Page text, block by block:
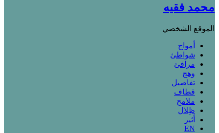
محمد فقيه
الموقع الشخصي
أمواج
شواطئ
مرافئ
وهج
تفاصيل
قطاف
ملامح
ظِلال
أثير
EN